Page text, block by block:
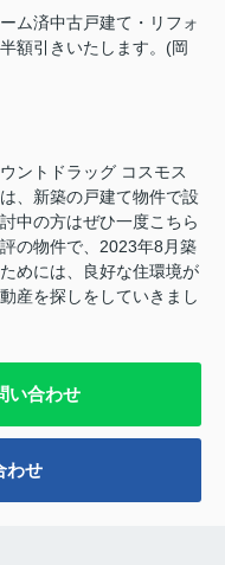
ム済中古戸建て・リフォ
額引きいたします。(岡
ントドラッグ コスモス
、新築の戸建て物件で設
中の方はぜひ一度こちら
の物件で、2023年8月築
めには、良好な住環境が
産を探しをしていきまし
い合わせ
わせ